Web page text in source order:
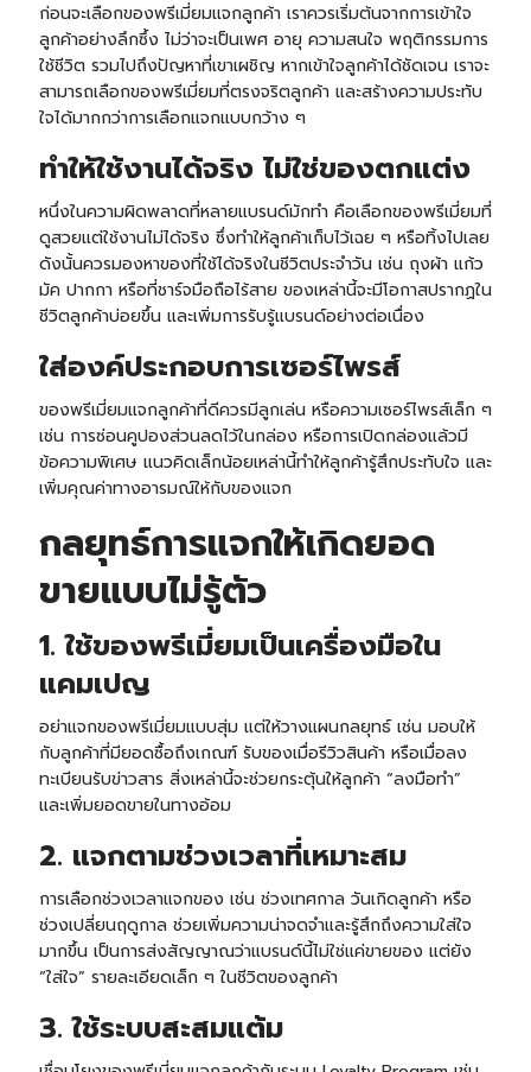
ก่อนจะเลือกของพรีเมี่ยมแจกลูกค้า เราควรเริ่มต้นจากการเข้าใจ
ลูกค้าอย่างลึกซึ้ง ไม่ว่าจะเป็นเพศ อายุ ความสนใจ พฤติกรรมการ
ใช้ชีวิต รวมไปถึงปัญหาที่เขาเผชิญ หากเข้าใจลูกค้าได้ชัดเจน เราจะ
สามารถเลือกของพรีเมี่ยมที่ตรงจริตลูกค้า และสร้างความประทับ
ใจได้มากกว่าการเลือกแจกแบบกว้าง ๆ
ทำให้ใช้งานได้จริง ไม่ใช่ของตกแต่ง
หนึ่งในความผิดพลาดที่หลายแบรนด์มักทำ คือเลือกของพรีเมี่ยมที่
ดูสวยแต่ใช้งานไม่ได้จริง ซึ่งทำให้ลูกค้าเก็บไว้เฉย ๆ หรือทิ้งไปเลย
ดังนั้นควรมองหาของที่ใช้ได้จริงในชีวิตประจำวัน เช่น ถุงผ้า แก้ว
มัค ปากกาหรือที่ชาร์จมือถือไร้สาย ของเหล่านี้จะมีโอกาสปรากฏใน
ชีวิตลูกค้าบ่อยขึ้น และเพิ่มการรับรู้แบรนด์อย่างต่อเนื่อง
ใส่องค์ประกอบการเซอร์ไพรส์
ของพรีเมี่ยมแจกลูกค้าที่ดีควรมีลูกเล่น หรือความเซอร์ไพรส์เล็ก ๆ
เช่น การซ่อนคูปองส่วนลดไว้ในกล่อง หรือการเปิดกล่องแล้วมี
ข้อความพิเศษ แนวคิดเล็กน้อยเหล่านี้ทำให้ลูกค้ารู้สึกประทับใจ และ
เพิ่มคุณค่าทางอารมณ์ให้กับของแจก
กลยุทธ์การแจกให้เกิดยอด
ขายแบบไม่รู้ตัว
1. ใช้ของพรีเมี่ยมเป็นเครื่องมือใน
แคมเปญ
อย่าแจกของพรีเมี่ยมแบบสุ่ม แต่ให้วางแผนกลยุทธ์ เช่น มอบให้
กับลูกค้าที่มียอดซื้อถึงเกณฑ์ รับของเมื่อรีวิวสินค้า หรือเมื่อลง
ทะเบียนรับข่าวสาร สิ่งเหล่านี้จะช่วยกระตุ้นให้ลูกค้า “ลงมือทำ”
และเพิ่มยอดขายในทางอ้อม
2. แจกตามช่วงเวลาที่เหมาะสม
การเลือกช่วงเวลาแจกของ เช่น ช่วงเทศกาล วันเกิดลูกค้า หรือ
ช่วงเปลี่ยนฤดูกาล ช่วยเพิ่มความน่าจดจำและรู้สึกถึงความใส่ใจ
มากขึ้น เป็นการส่งสัญญาณว่าแบรนด์นี้ไม่ใช่แค่ขายของ แต่ยัง
“ใส่ใจ” รายละเอียดเล็ก ๆ ในชีวิตของลูกค้า
3. ใช้ระบบสะสมแต้ม